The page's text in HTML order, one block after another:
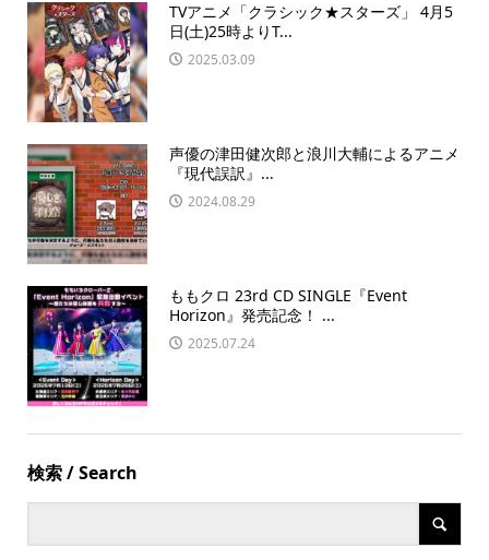
TVアニメ「クラシック★スターズ」 4月5
日(土)25時よりT...
2025.03.09
声優の津田健次郎と浪川大輔によるアニメ
『現代誤訳』...
2024.08.29
ももクロ 23rd CD SINGLE『Event
Horizon』発売記念！ ...
2025.07.24
検索 / Search